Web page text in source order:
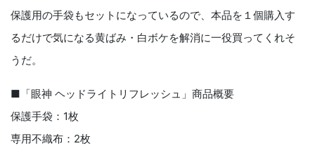
保護用の手袋もセットになっているので、本品を１個購入す
るだけで気になる黄ばみ・白ボケを解消に一役買ってくれそ
うだ。
■「眼神 ヘッドライトリフレッシュ」商品概要
保護手袋：1枚
専用不織布：2枚